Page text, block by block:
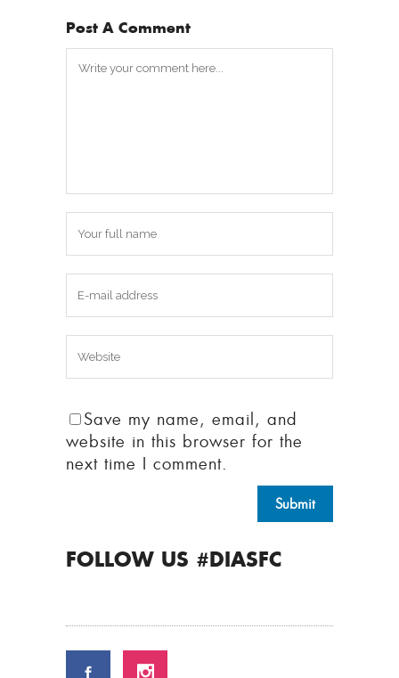
Post A Comment
Save my name, email, and
website in this browser for the
next time I comment.
FOLLOW US #DIASFC